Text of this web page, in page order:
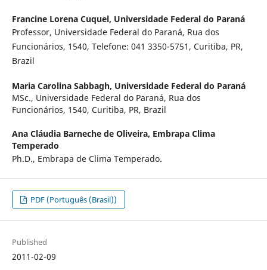
Francine Lorena Cuquel, Universidade Federal do Paraná
Professor, Universidade Federal do Paraná, Rua dos
Funcionários, 1540, Telefone: 041 3350-5751, Curitiba, PR,
Brazil
Maria Carolina Sabbagh, Universidade Federal do Paraná
MSc., Universidade Federal do Paraná, Rua dos
Funcionários, 1540, Curitiba, PR, Brazil
Ana Cláudia Barneche de Oliveira, Embrapa Clima
Temperado
Ph.D., Embrapa de Clima Temperado.
PDF (Português (Brasil))
Published
2011-02-09